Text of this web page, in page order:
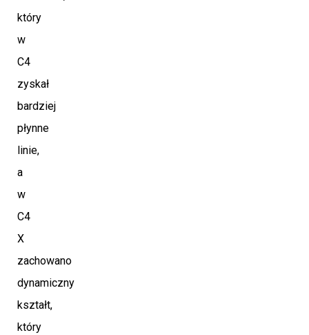
który
w
C4
zyskał
bardziej
płynne
linie,
a
w
C4
X
zachowano
dynamiczny
kształt,
który